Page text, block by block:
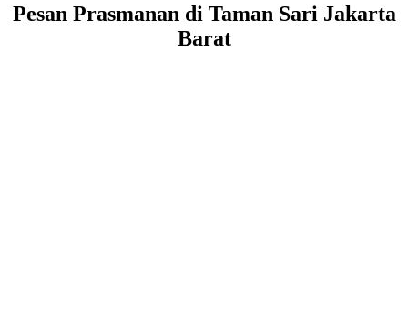
Pesan Prasmanan di Taman Sari Jakarta
Barat